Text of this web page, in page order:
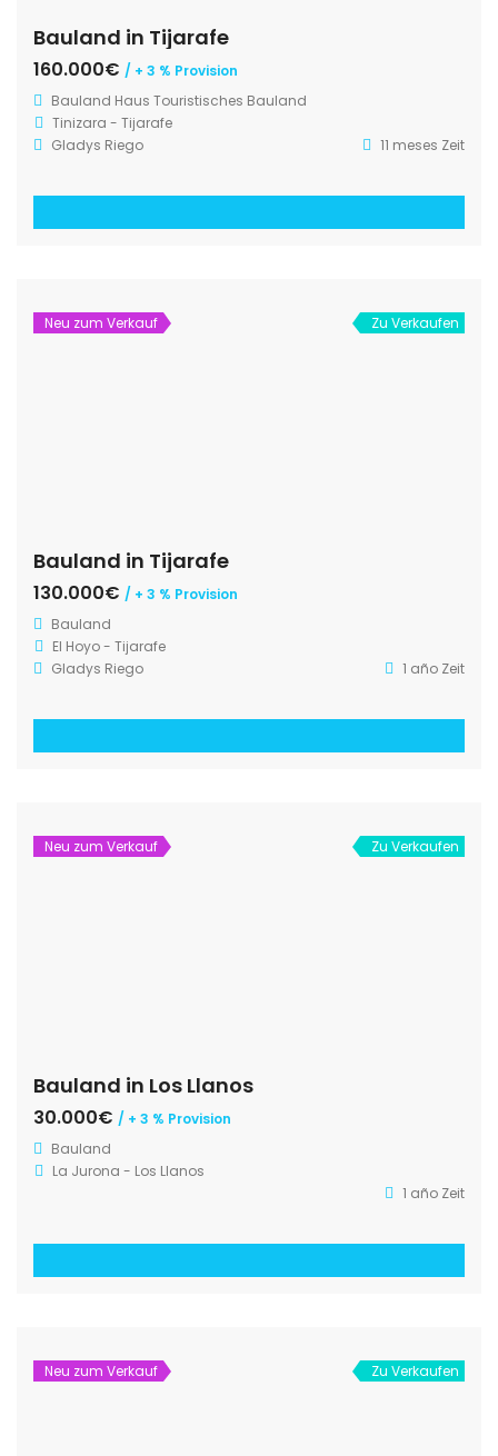
Bauland in Tijarafe
160.000€ / + 3 % Provision
Bauland Haus Touristisches Bauland
Tinizara - Tijarafe
Gladys Riego
11 meses Zeit
Neu zum Verkauf Zu Verkaufen
Bauland in Tijarafe
130.000€ / + 3 % Provision
Bauland
El Hoyo - Tijarafe
Gladys Riego
1 año Zeit
Neu zum Verkauf Zu Verkaufen
Bauland in Los Llanos
30.000€ / + 3 % Provision
Bauland
La Jurona - Los Llanos
1 año Zeit
Neu zum Verkauf Zu Verkaufen